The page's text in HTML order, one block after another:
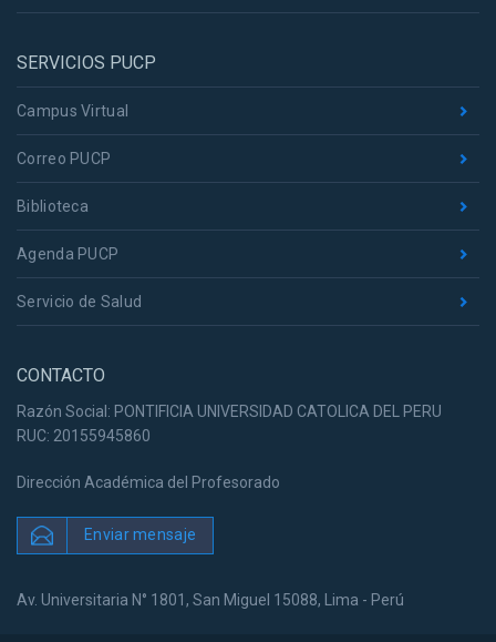
SERVICIOS PUCP
Campus Virtual
Correo PUCP
Biblioteca
Agenda PUCP
Servicio de Salud
CONTACTO
Razón Social: PONTIFICIA UNIVERSIDAD CATOLICA DEL PERU
RUC: 20155945860
Dirección Académica del Profesorado
Enviar mensaje
Av. Universitaria N° 1801, San Miguel 15088, Lima - Perú